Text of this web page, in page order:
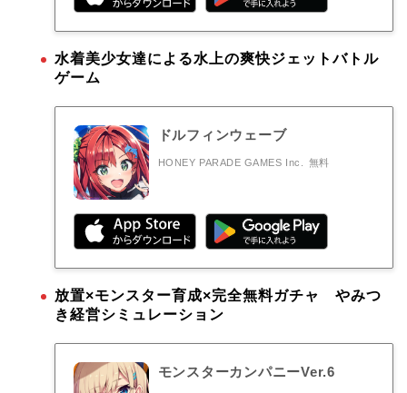
水着美少女達による水上の爽快ジェットバトル
ゲーム
ドルフィンウェーブ
HONEY PARADE GAMES Inc. 無料
放置×モンスター育成×完全無料ガチャ やみつ
き経営シミュレーション
モンスターカンパニーVer.6